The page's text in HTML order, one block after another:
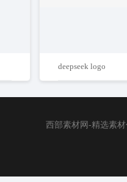
deepseek logo
西部素材网-精选素